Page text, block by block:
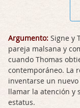
Argumento: Signe y
pareja malsana y
cuando Thomas
contemporáneo. La
inventarse un
llamar la atención y
estatus.